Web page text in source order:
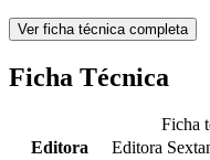
Ver ficha técnica completa
Ficha Técnica
Ficha
Editora
Editora